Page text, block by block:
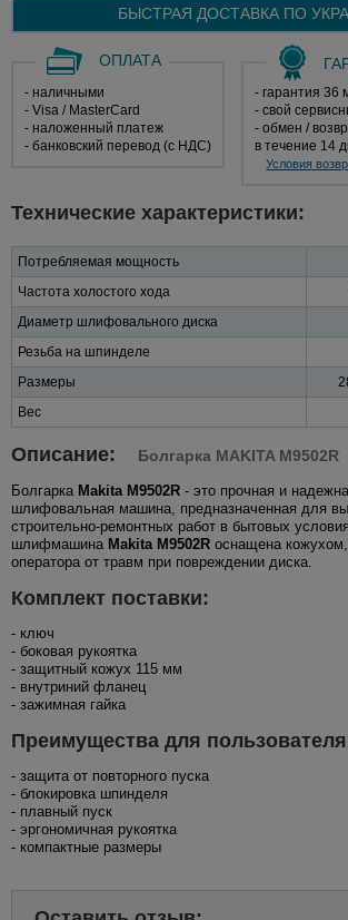
БЫСТРАЯ ДОСТАВКА ПО
ОПЛАТА
- наличными
- Visa / MasterCard
- наложенный платеж
- банковский перевод (с НДС)
- гарантия 36
- свой
- обмен /
в течение 14
Условия
Технические характеристики:
Потребляемая мощность
Частота холостого хода
Диаметр шлифовального диска
Резьба на шпинделе
Размеры
Вес
Описание: Болгарка MAKITA M9502R
Болгарка Makita M9502R - это прочная и
шлифовальная машина, предназначенная для
строительно-ремонтных работ в бытовых
шлифмашина Makita M9502R оснащена
оператора от травм при повреждении диска.
Комплект поставки:
- ключ
- боковая рукоятка
- защитный кожух 115 мм
- внутриний фланец
- зажимная гайка
Преимущества для
- защита от повторного пуска
- блокировка шпинделя
- плавный пуск
- эргономичная рукоятка
- компактные размеры